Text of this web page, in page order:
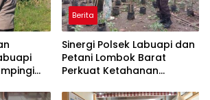
Berita
Sinergi Polsek Labuapi dan
Petani Lombok Barat
Perkuat Ketahanan